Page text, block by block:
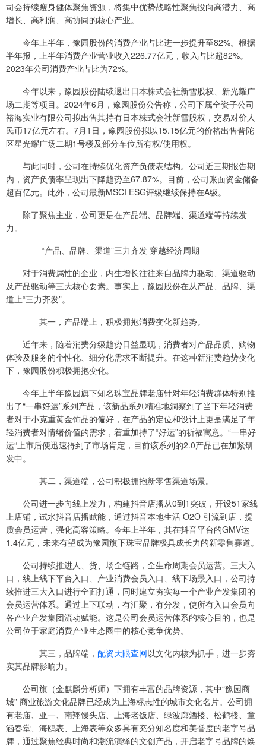
司会持续瘦身健体聚焦资源，将集中优势战略性聚焦投向高潜力、高
增长、高利润、高协同的核心产业。
今年上半年，豫园股份的消费产业占比进一步提升至82%。根据
半年报，上半年消费产业营业收入226.77亿元，收入占比超82%。
2023年公司消费产业占比为72%。
今年以来，豫园股份陆续退出日本株式会社新雪股权、新光耀广
场二期等项目。2024年6月，豫园股份公告称，公司下属全资子公司
裕海实业有限公司拟出售其持有日本株式会社新雪股权，交易对价人
民币17亿元左右。7月1日，豫园股份拟以15.15亿元的价格出售普陀
区星光耀广场二期1号楼及部分车位所有权/使用权。
与此同时，公司在持续优化资产负债表结构。公司近三期报告期
内，资产负债率呈现出下降趋势至67.87%。目前，公司账面资金储备
超百亿元。此外，公司最新MSCI ESG评级继续保持在A级。
除了聚焦主业，公司更是在产品端、品牌端、渠道端等持续发
力。
“产品、品牌、渠道”三力齐发 穿越经济周期
对于消费属性的企业，内生增长往往来自品牌力驱动、渠道驱动
及产品驱动等三大核心要素。事实上，豫园股份在从产品、品牌、渠
道上“三力齐发”。
其一，产品端上，积极拥抱消费变化新趋势。
近年来，随着消费分级趋势日益显现，消费者对产品品质、购物
体验及服务的个性化、细分化需求不断提升。在这种新消费趋势变化
下，豫园股份积极拥抱变化。
今年上半年豫园旗下知名珠宝品牌老庙针对年轻消费群体特别推
出了“一串好运”系列产品，该新品系列精准地洞察到了当下年轻消费
者对于小克重黄金饰品的偏好，在产品的定位和设计上更是满足了年
轻消费者对情绪价值的需求，着重加持了“好运”的祈福寓意。“一串好
运“上市后便迅速得到了市场肯定，目前该系列的2.0产品已在加紧研
发中。
其二，渠道端，公司积极拥抱新零售渠道场景。
公司进一步向线上发力，构建抖音店播从0到1突破，开设51家线
上店铺，试水抖音店播赋能，通过抖音本地生活 O2O 引流到店，提
质会员运营，强化高客策略。今年上半年，其在抖音平台的GMV达
1.4亿元，未来有望成为豫园旗下珠宝品牌极具成长力的新零售赛道。
公司持续推进人、货、场全链路，全生命周期会员运营。三大入
口，线上线下平台入口、产业消费会员入口、线下场景入口，公司持
续推进三大入口进行全面打通，同时建立夯实每一个产业产发集团的
会员运营体系。通过上下联动，有汇聚，有分发，使所有入口会员向
各产业产发集团流动赋能。这是公司会员运营体系的核心目的，也是
公司位于家庭消费产业生态圈中的核心竞争优势。
其三，品牌端，配资天眼查网以文化内核为抓手，进一步夯
实其品牌影响力。
公司旗（金麒麟分析师）下拥有丰富的品牌资源，其中“豫园商
城” 商业旅游文化品牌已经成为上海标志性的城市文化名片。公司拥
有老庙、亚一、南翔馒头店、上海老饭店、绿波廊酒楼、松鹤楼、童
涵春堂、海鸥表、上海表等众多具有充分知名度和美誉度的老字号品
牌，通过聚焦经典时尚和潮流演绎的文创产品，开启老字号品牌的焕